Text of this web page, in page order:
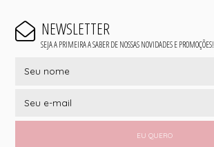
NEWSLETTER
SEJA A PRIMEIRA A SABER DE NOSSAS NOVIDADES E PROMOÇÕES!
EU QUERO